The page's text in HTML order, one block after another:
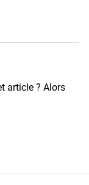
article ? Alors